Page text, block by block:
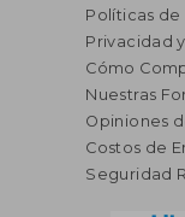
Políticas
Privacidad
Cómo
Nuestras
Opiniones
Costos de
Seguridad